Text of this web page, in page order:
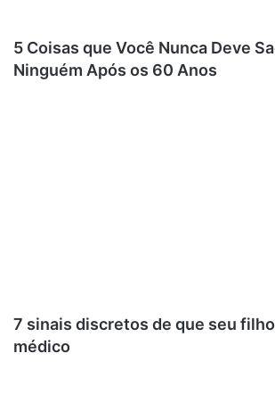
5 Coisas que Você Nunca Deve
Ninguém Após os 60 Anos
7 sinais discretos de que seu
médico